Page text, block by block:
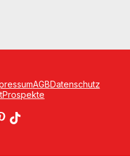
AGBDatenschutz
Prospekte